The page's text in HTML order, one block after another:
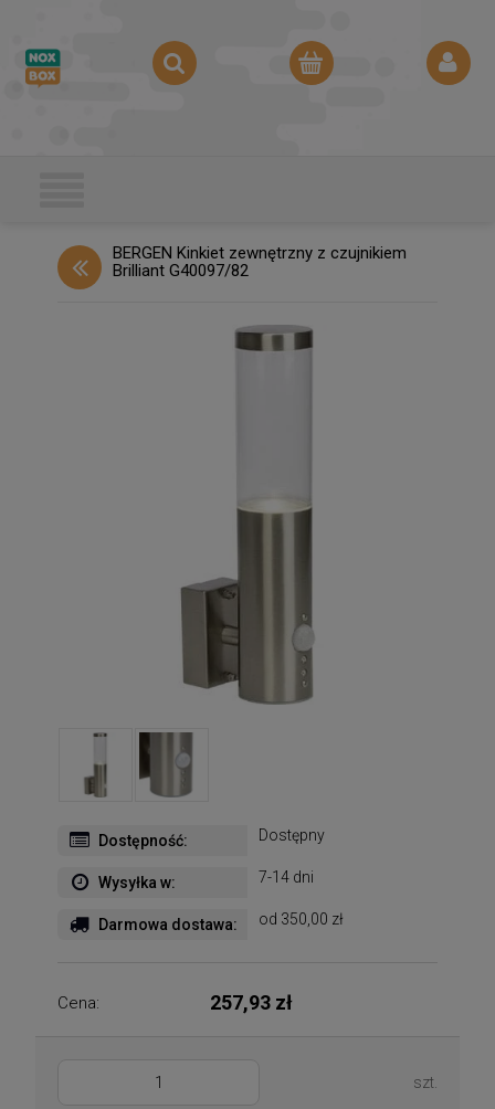
BERGEN Kinkiet zewnętrzny z czujnikiem
Brilliant G40097/82
Dostępność: Dostępny
Wysyłka w: 7-14 dni
Darmowa dostawa: od 350,00 zł
Cena: 257,93 zł
szt.